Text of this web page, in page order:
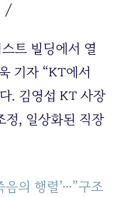
트 빌딩에서 열
기자 “KT에서
. 김영섭 KT 사장
정, 일상화된 직장
음의 행렬’…”구조